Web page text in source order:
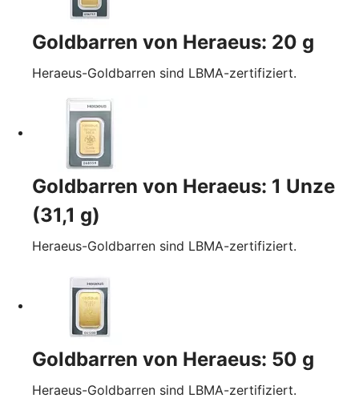
Goldbarren von Heraeus: 20 g
Heraeus-Goldbarren sind LBMA-zertifiziert.
Goldbarren von Heraeus: 1 Unze
(31,1 g)
Heraeus-Goldbarren sind LBMA-zertifiziert.
Goldbarren von Heraeus: 50 g
Heraeus-Goldbarren sind LBMA-zertifiziert.